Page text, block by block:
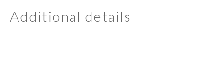
Additional details